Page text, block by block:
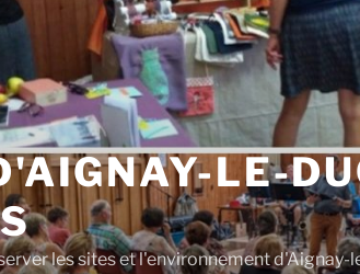
LE-
les sites et l'environnement